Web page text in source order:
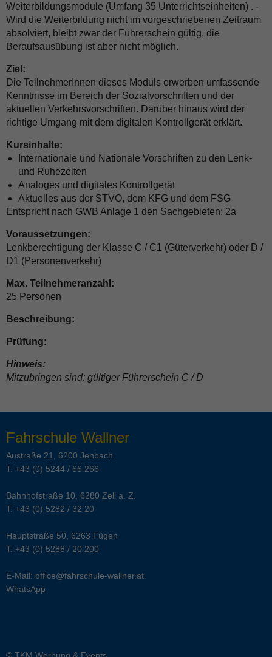
Weiterbildungsmodule (Umfang 35 Unterrichtseinheiten) . -
Wird die Weiterbildung nicht im vorgeschriebenen Zeitraum
absolviert, bleibt zwar der Führerschein gültig, die
Beraufsausübung ist aber nicht möglich.
Ziel:
Die TeilnehmerInnen dieses Moduls erwerben umfassende
Kenntnisse im Bereich der Sozialvorschriften und der
aktuellen Verkehrsvorschriften. Darüber hinaus wird der
richtige Umgang mit dem digitalen Kontrollgerät erklärt.
Kursinhalte:
Internationale und Nationale Vorschriften zu den Lenk-
und Ruhezeiten
Analoges und digitales Kontrollgerät
Aktuelles aus der STVO, dem KFG und dem FSG
Entspricht nach GWB Anlage 1 den Sachgebieten: 2a
Voraussetzungen:
Lenkberechtigung der Klasse C / C1 (Güterverkehr) oder D /
D1 (Personenverkehr)
Max. Teilnehmeranzahl:
25 Personen
Beschreibung:
Prüfung:
Hinweis:
Mitzubringen sind: gültiger Führerschein C / D
Fahrschule Wallner
Austraße 21, 6200 Jenbach
T: +43 (0) 5244 / 66 266
Bahnhofstraße 10, 6280 Zell a. Z.
T: +43 (0) 5282 / 32 20
Hauptstraße 50, 6263 Fügen
T: +43 (0) 5288 / 20 200
E-Mail: office@fahrschule-wallner.at
WhatsApp
© TKM Werbung & Events